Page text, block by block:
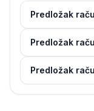
Predložak
Predložak
Predložak